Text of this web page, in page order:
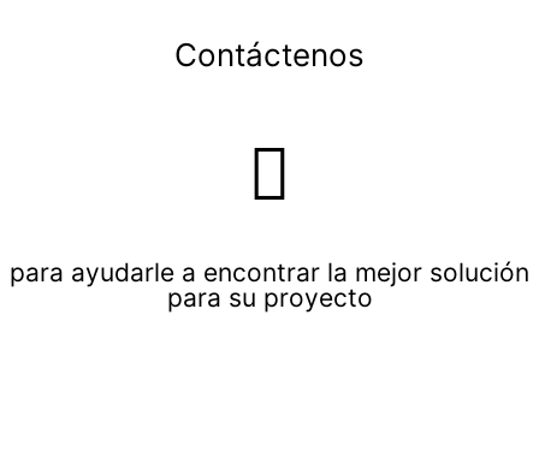
Contáctenos
para ayudarle a encontrar la mejor solución
para su proyecto